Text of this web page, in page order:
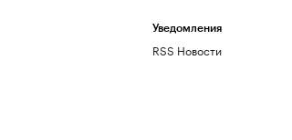
Уведомления
RSS Новости